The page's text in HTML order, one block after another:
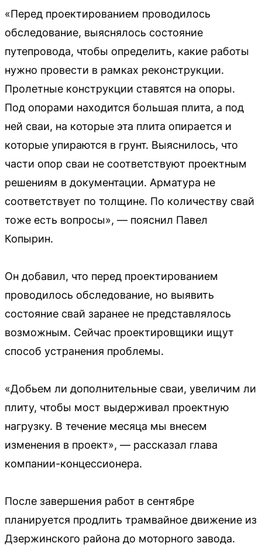
«Перед проектированием проводилось
обследование, выяснялось состояние
путепровода, чтобы определить, какие работы
нужно провести в рамках реконструкции.
Пролетные конструкции ставятся на опоры.
Под опорами находится большая плита, а под
ней сваи, на которые эта плита опирается и
которые упираются в грунт. Выяснилось, что
части опор сваи не соответствуют проектным
решениям в документации. Арматура не
соответствует по толщине. По количеству свай
тоже есть вопросы», — пояснил Павел
Копырин.
Он добавил, что перед проектированием
проводилось обследование, но выявить
состояние свай заранее не представлялось
возможным. Сейчас проектировщики ищут
способ устранения проблемы.
«Добьем ли дополнительные сваи, увеличим ли
плиту, чтобы мост выдерживал проектную
нагрузку. В течение месяца мы внесем
изменения в проект», — рассказал глава
компании-концессионера.
После завершения работ в сентябре
планируется продлить трамвайное движение из
Дзержинского района до моторного завода.